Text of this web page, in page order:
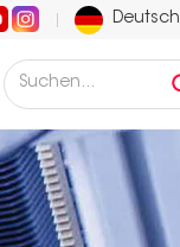
Deutsch
English
Français
Deutsch